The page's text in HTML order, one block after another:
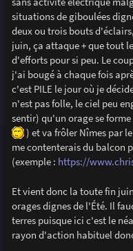
situations de giboulées
deux ou trois bouts
juin, ça attaque + que tout
d'efforts pour si peu. Le
j'ai bougé à chaque fois
c'est PILE le jour où je
n'est pas folle, le ciel peu
sentir) qu'un orage se
) et va frôler Nîmes par
me contenterais du balcon
(exemple : https://
Et vient donc la toute fin
orages dignes de l'Été. Il
terres puisque ici c'est le
rayon d'action habituel